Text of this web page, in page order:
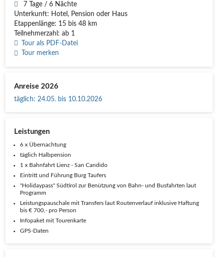
7 Tage / 6 Nächte
Unterkunft: Hotel, Pension oder Haus
Etappenlänge: 15 bis 48 km
Teilnehmerzahl: ab 1
Tour als PDF-Datei
Tour merken
Anreise 2026
täglich: 24.05. bis 10.10.2026
Leistungen
6 x Übernachtung
täglich Halbpension
1 x Bahnfahrt Lienz - San Candido
Eintritt und Führung Burg Taufers
"Holidaypass" Südtirol zur Benützung von Bahn- und Busfahrten laut
Programm
Leistungspauschale mit Transfers laut Routenverlauf inklusive Haftung
bis € 700,- pro Person
Infopaket mit Tourenkarte
GPS-Daten